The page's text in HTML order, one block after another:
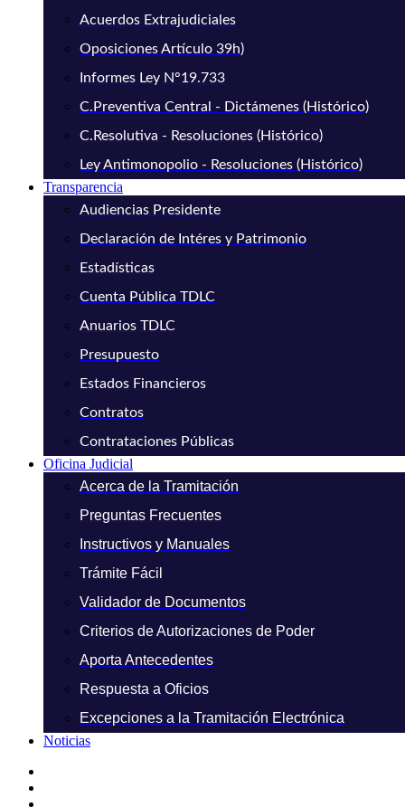
Acuerdos Extrajudiciales
Oposiciones Artículo 39h)
Informes Ley N°19.733
C.Preventiva Central - Dictámenes (Histórico)
C.Resolutiva - Resoluciones (Histórico)
Ley Antimonopolio - Resoluciones (Histórico)
Transparencia
Audiencias Presidente
Declaración de Intéres y Patrimonio
Estadísticas
Cuenta Pública TDLC
Anuarios TDLC
Presupuesto
Estados Financieros
Contratos
Contrataciones Públicas
Oficina Judicial
Acerca de la Tramitación
Preguntas Frecuentes
Instructivos y Manuales
Trámite Fácil
Validador de Documentos
Criterios de Autorizaciones de Poder
Aporta Antecedentes
Respuesta a Oficios
Excepciones a la Tramitación Electrónica
Noticias